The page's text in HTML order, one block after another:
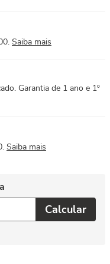
Saiba mais
Garantia de 1 ano e 1º
Saiba mais